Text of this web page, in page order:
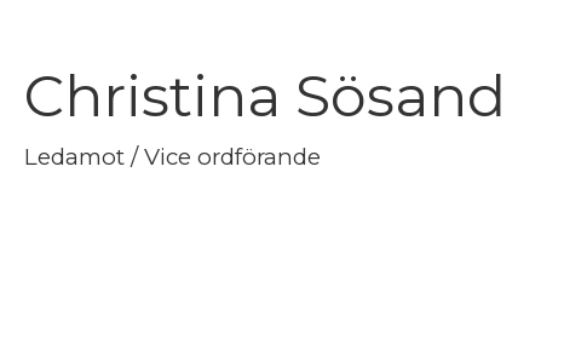
Christina Sösand
Ledamot / Vice ordförande